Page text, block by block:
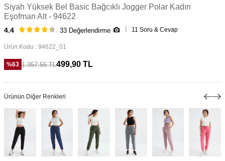
Siyah Yüksek Bel Basic Bağcıklı Jogger Polar Kadın
Eşofman Alt - 94622
4.4 33 Değerlendirme 11 Soru & Cevap
Ürün Kodu : 94622_01
%63 1.357,55TL499,90 TL
Ürünün Diğer Renkleri